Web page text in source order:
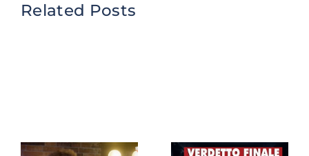
Related Posts